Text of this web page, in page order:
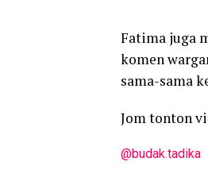
Fatima juga
komen
sama-sama
Jom tonton
@budak.tadika